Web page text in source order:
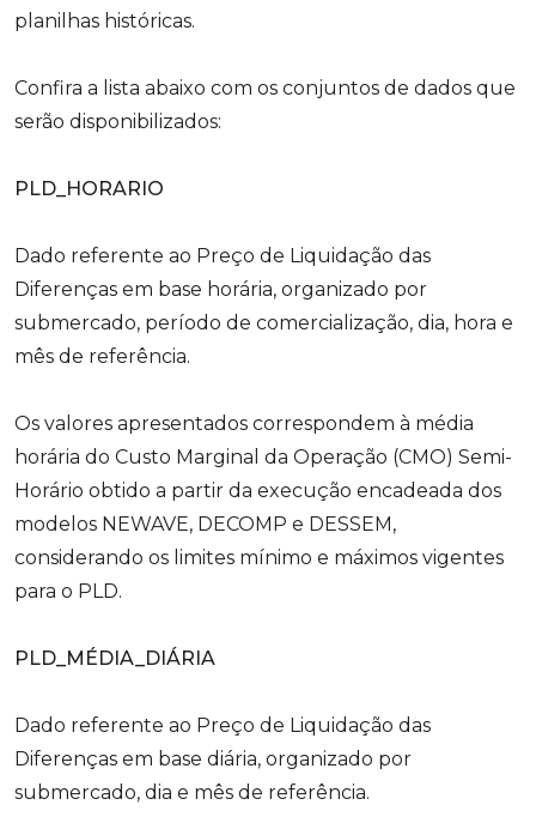
planilhas históricas.
Confira a lista abaixo com os conjuntos de dados que
serão disponibilizados:
PLD_HORARIO
Dado referente ao Preço de Liquidação das
Diferenças em base horária, organizado por
submercado, período de comercialização, dia, hora e
mês de referência.
Os valores apresentados correspondem à média
horária do Custo Marginal da Operação (CMO) Semi-
Horário obtido a partir da execução encadeada dos
modelos NEWAVE, DECOMP e DESSEM,
considerando os limites mínimo e máximos vigentes
para o PLD.
PLD_MÉDIA_DIÁRIA
Dado referente ao Preço de Liquidação das
Diferenças em base diária, organizado por
submercado, dia e mês de referência.